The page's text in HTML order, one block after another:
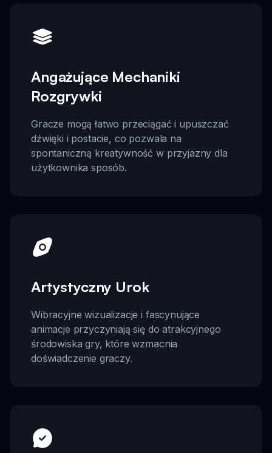
Angażujące Mechaniki
Rozgrywki
Gracze mogą łatwo przeciągać i upuszczać
dźwięki i postacie, co pozwala na
spontaniczną kreatywność w przyjazny dla
użytkownika sposób.
Artystyczny Urok
Wibracyjne wizualizacje i fascynujące
animacje przyczyniają się do atrakcyjnego
środowiska gry, które wzmacnia
doświadczenie graczy.